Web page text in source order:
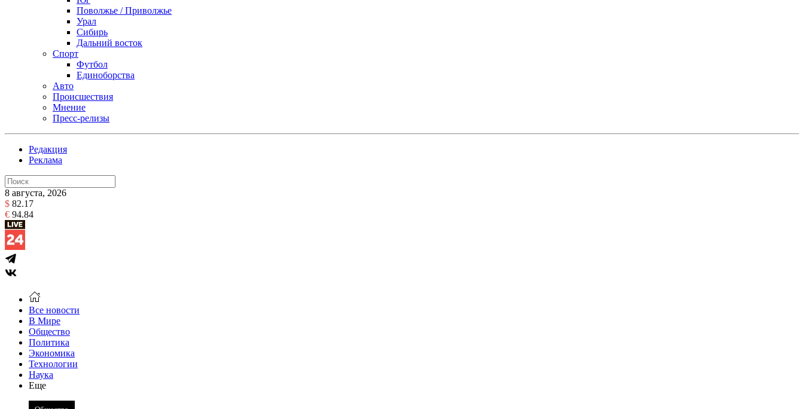
Поволжье / Приволжье
Урал
Сибирь
Дальний восток
Спорт
Футбол
Единоборства
Авто
Происшествия
Мнение
Пресс-релизы
Редакция
Реклама
8 августа, 2026
$ 82.17
€ 94.84
Все новости
В Мире
Общество
Политика
Экономика
Технологии
Наука
Еще